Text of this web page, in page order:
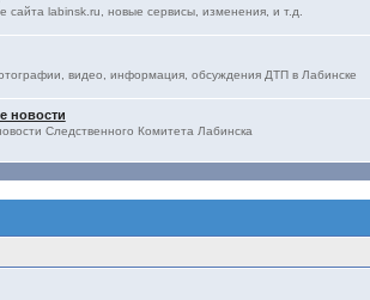
сайта labinsk.ru, новые сервисы, изменения, и т.д.
видео, информация, обсуждения ДТП в Лабинске
новости
Следственного Комитета Лабинска